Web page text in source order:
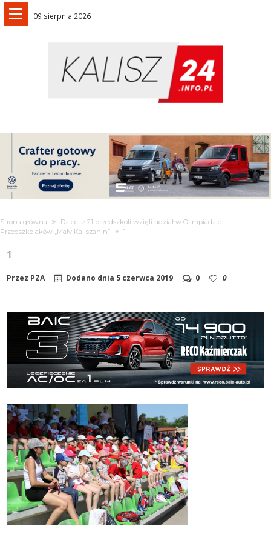
09 sierpnia 2026
Strona główna
Dzieci z 21 przedszkoli wzięli udział w Olimpiadzie
Przedszkolaków „Mały Kaliszanin”
1
1
Przez PZA Dodano dnia 5 czerwca 2019 0 0